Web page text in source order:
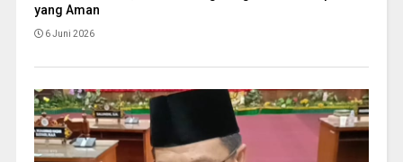
yang Aman
6 Juni 2026